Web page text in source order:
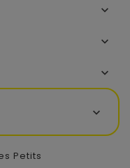




Petits